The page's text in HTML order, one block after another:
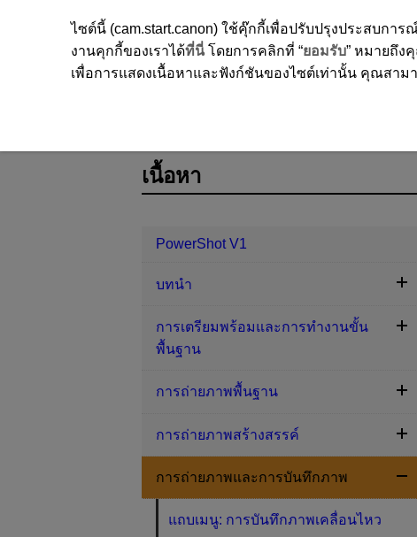
การถ่ายภาพและการบัน
เนื้อหา
PowerShot V1
บทนำ
การเตรียมพร้อมและการทำงานขั้น
พื้นฐาน
การถ่ายภาพพื้นฐาน
การถ่ายภาพสร้างสรรค์
การถ่ายภาพและการบันทึกภาพ
แถบเมนู: การบันทึกภาพเคลื่อนไหว
ไซต์นี้ (cam.start.canon) ใช้คุ๊กกี้เพื่อปรับปรุงประสบก
งานคุกกี้ของเราได้ที่นี่โดยการคลิกที่ “ยอมรับ” หมายถึง
เพื่อการแสดงเนื้อหาและฟังก์ชันของไซต์เท่านั้น คุณสาม